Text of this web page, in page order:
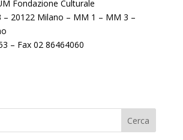
Fondazione Culturale
– 20122 Milano – MM 1 – MM 3 –
– Fax 02 86464060